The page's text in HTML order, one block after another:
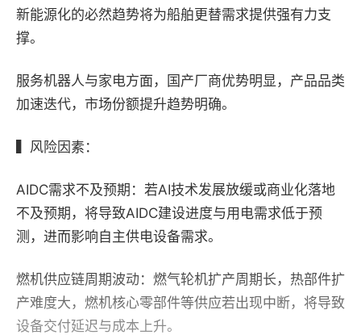
新能源化的必然趋势将为船舶更替需求提供强有力支
撑。
服务机器人与家电方面，
国产厂商优势明显，产品品类
加速迭代，市场份额提升趋势明确。
风险因素：
AIDC需求不及预期： 若AI技术发展放缓或商业化落地
不及预期，将导致AIDC建设进度与用电需求低于预
测，进而影响自主供电设备需求。
燃机供应链周期波动： 燃气轮机扩产周期长，热部件扩
产难度大，燃机核心零部件等供应若出现中断，将导致
设备交付延迟与成本上升。